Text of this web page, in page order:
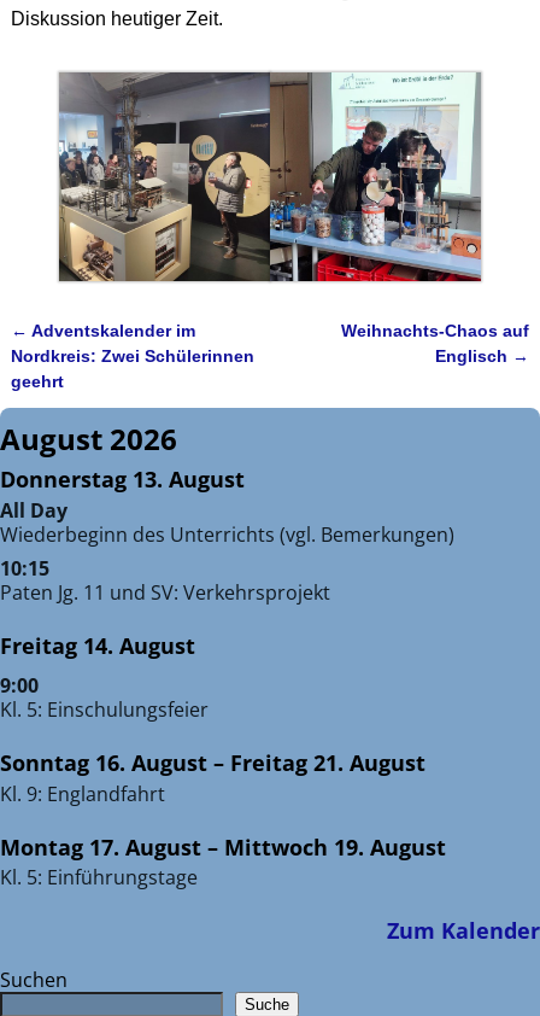
Diskussion heutiger Zeit.
Artikelnavigation
← Adventskalender im
Nordkreis: Zwei Schülerinnen
geehrt
Weihnachts-Chaos auf
Englisch →
August 2026
Donnerstag 13. August
All Day
Wiederbeginn des Unterrichts (vgl. Bemerkungen)
10:15
Paten Jg. 11 und SV: Verkehrsprojekt
Freitag 14. August
9:00
Kl. 5: Einschulungsfeier
Sonntag 16. August – Freitag 21. August
Kl. 9: Englandfahrt
Montag 17. August – Mittwoch 19. August
Kl. 5: Einführungstage
Zum Kalender
Suchen
Suche